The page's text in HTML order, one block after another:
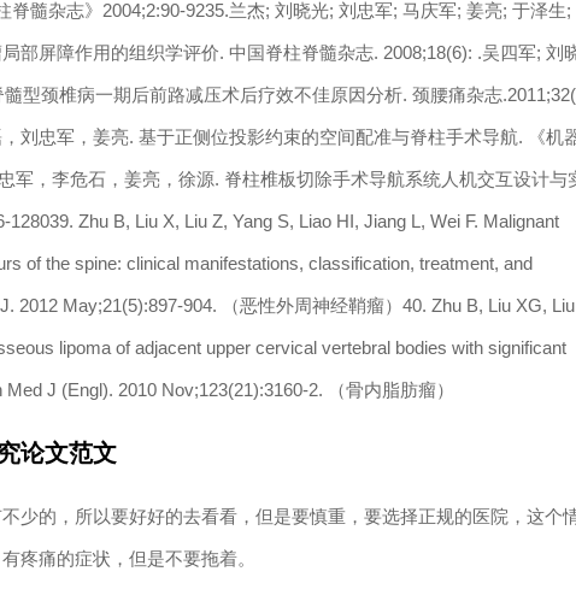
脊髓杂志》2004;2:90-9235.兰杰; 刘晓光; 刘忠军; 马庆军; 姜亮; 于泽生;
部屏障作用的组织学评价. 中国脊柱脊髓杂志. 2008;18(6): .吴四军; 刘
型颈椎病一期后前路减压术后疗效不佳原因分析. 颈腰痛杂志
刘忠军，姜亮. 基于正侧位投影约束的空间配准与脊柱手术导航. 《机
军，李危石，姜亮，徐源. 脊柱椎板切除手术导航系统人机交互设计与
128039. Zhu B, Liu X, Liu Z, Yang S, Liao HI, Jiang L, Wei F. Malignant
of the spine: clinical manifestations, classification, treatment, and
2012 May;21(5):897-904. （恶性外周神经鞘瘤）40. Zhu B, Liu XG,
lipoma of adjacent upper cervical vertebral bodies with significant
J (Engl). 2010 Nov;123(21):3160-2. （骨内脂肪瘤）
论文范文
少的，所以要好好的去看看，但是要慎重，要选择正规的医院，这个
疼痛的症状，但是不要拖着。